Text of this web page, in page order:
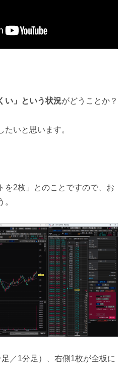
い」という状況がどうことか？
いと思います。
を2枚」とのことですので、お
／1分足）、右側1枚が全板に